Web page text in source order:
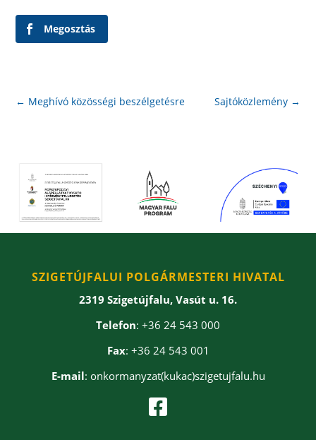
Megosztás
← Meghívó közösségi beszélgetésre Sajtóközlemény→
SZIGETÚJFALUI POLGÁRMESTERI HIVATAL
2319 Szigetújfalu, Vasút u. 16.
Telefon: +36 24 543 000
Fax: +36 24 543 001
E-mail: onkormanyzat(kukac)szigetujfalu.hu
